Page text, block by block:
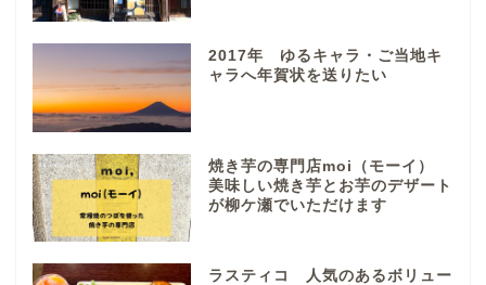
2017年 ゆるキャラ・ご当地キ
ャラへ年賀状を送りたい
焼き芋の専門店moi（モーイ）
美味しい焼き芋とお芋のデザート
が柳ケ瀬でいただけます
ラスティコ 人気のあるボリュー
関市
郡上市